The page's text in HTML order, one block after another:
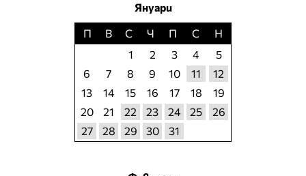
Януари
П
В С Ч П С
Н
1
2 3 4
5
6
7 8 9 10 11
12
13
14 15 16 17 18
19
20
21 22 23 24 25
26
27
28 29 30 31